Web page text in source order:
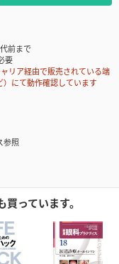
前まで
要
リア経由で販売されている端
）にて動作確認しています
参照
っています。